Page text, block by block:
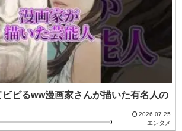
ビビるww漫画家さんが描いた有名人の
2026.07.25
エンタメ